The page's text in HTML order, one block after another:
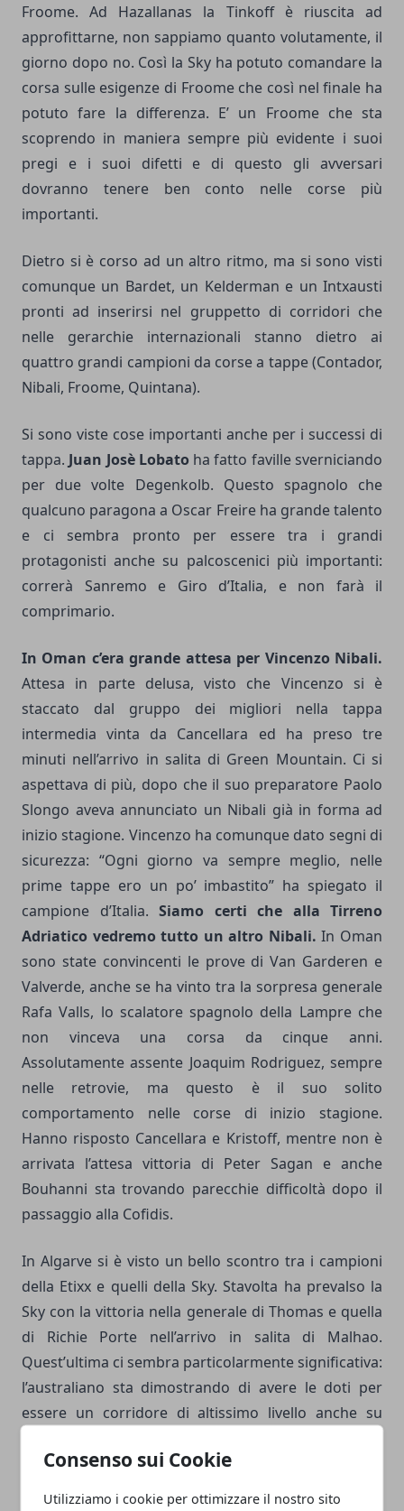
Consenso sui Cookie
Utilizziamo i cookie per ottimizzare il nostro sito
Froome. Ad Hazallanas la Tinkoff è riuscita ad
approfittarne, non sappiamo quanto volutamente, il
giorno dopo no. Così la Sky ha potuto comandare la
corsa sulle esigenze di Froome che così nel finale ha
potuto fare la differenza. E’ un Froome che sta
scoprendo in maniera sempre più evidente i suoi
pregi e i suoi difetti e di questo gli avversari
dovranno tenere ben conto nelle corse più
importanti.
Dietro si è corso ad un altro ritmo, ma si sono visti
comunque un Bardet, un Kelderman e un Intxausti
pronti ad inserirsi nel gruppetto di corridori che
nelle gerarchie internazionali stanno dietro ai
quattro grandi campioni da corse a tappe (Contador,
Nibali, Froome, Quintana).
Si sono viste cose importanti anche per i successi di
tappa. Juan Josè Lobato ha fatto faville sverniciando
per due volte Degenkolb. Questo spagnolo che
qualcuno paragona a Oscar Freire ha grande talento
e ci sembra pronto per essere tra i grandi
protagonisti anche su palcoscenici più importanti:
correrà Sanremo e Giro d’Italia, e non farà il
comprimario.
In Oman c’era grande attesa per Vincenzo Nibali.
Attesa in parte delusa, visto che Vincenzo si è
staccato dal gruppo dei migliori nella tappa
intermedia vinta da Cancellara ed ha preso tre
minuti nell’arrivo in salita di Green Mountain. Ci si
aspettava di più, dopo che il suo preparatore Paolo
Slongo aveva annunciato un Nibali già in forma ad
inizio stagione. Vincenzo ha comunque dato segni di
sicurezza: “Ogni giorno va sempre meglio, nelle
prime tappe ero un po’ imbastito” ha spiegato il
campione d’Italia. Siamo certi che alla Tirreno
Adriatico vedremo tutto un altro Nibali. In Oman
sono state convincenti le prove di Van Garderen e
Valverde, anche se ha vinto tra la sorpresa generale
Rafa Valls, lo scalatore spagnolo della Lampre che
non vinceva una corsa da cinque anni.
Assolutamente assente Joaquim Rodriguez, sempre
nelle retrovie, ma questo è il suo solito
comportamento nelle corse di inizio stagione.
Hanno risposto Cancellara e Kristoff, mentre non è
arrivata l’attesa vittoria di Peter Sagan e anche
Bouhanni sta trovando parecchie difficoltà dopo il
passaggio alla Cofidis.
In Algarve si è visto un bello scontro tra i campioni
della Etixx e quelli della Sky. Stavolta ha prevalso la
Sky con la vittoria nella generale di Thomas e quella
di Richie Porte nell’arrivo in salita di Malhao.
Quest’ultima ci sembra particolarmente significativa:
l’australiano sta dimostrando di avere le doti per
essere un corridore di altissimo livello anche su
farebbe bene a dargli fiducia per la settimana delle